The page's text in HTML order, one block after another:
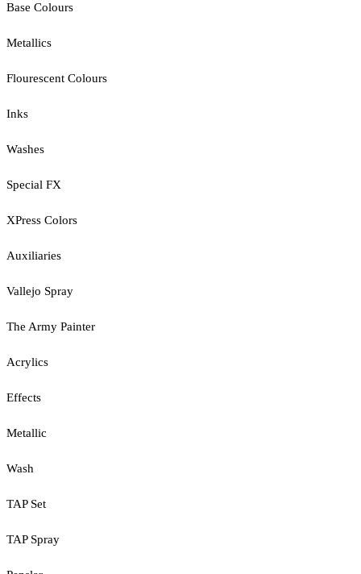
Base Colours
Metallics
Flourescent Colours
Inks
Washes
Special FX
XPress Colors
Auxiliaries
Vallejo Spray
The Army Painter
Acrylics
Effects
Metallic
Wash
TAP Set
TAP Spray